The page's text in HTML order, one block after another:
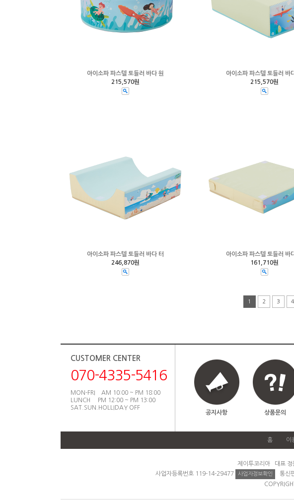
아이소파 파스텔 토들러 바다 원
215,570원
아이소파 파스텔 토들러 바
215,570원
아이소파 파스텔 토들러 바다 터
246,870원
아이소파 파스텔 토들러 바
161,710원
1 2 3 4
CUSTOMER CENTER
070-4335-5416
MON-FRI AM 10:00 ~ PM 18:00
LUNCH PM 12:00 ~ PM 13:00
SAT.SUN.HOLLIDAY OFF
공지사항
상품문의
홈 이
제이투코리아 대표
사업자등록번호 119-14-29477
사업자정보확인 통신